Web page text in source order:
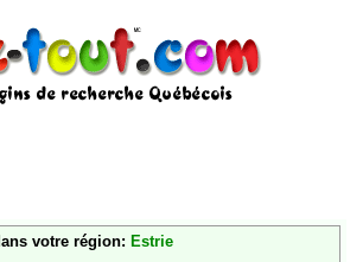
votre région: Estrie